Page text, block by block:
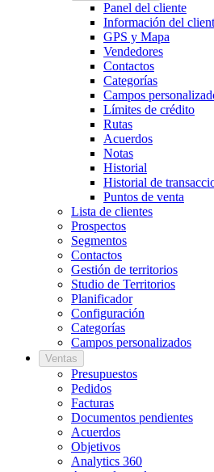
Panel del cliente
Información del
GPS y Mapa
Vendedores
Contactos
Categorías
Campos
Límites de crédito
Rutas
Acuerdos
Notas
Historial
Historial de
Puntos de venta
Lista de clientes
Prospectos
Segmentos
Contactos
Gestión de territorios
Studio de Territorios
Planificador
Configuración
Categorías
Campos personalizados
Ventas
Presupuestos
Pedidos
Facturas
Documentos pendientes
Acuerdos
Objetivos
Analytics 360